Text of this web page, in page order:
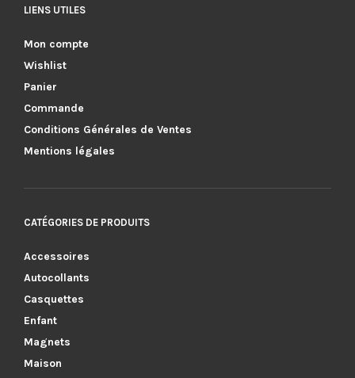
LIENS UTILES
Mon compte
Wishlist
Panier
Commande
Conditions Générales de Ventes
Mentions légales
CATÉGORIES DE PRODUITS
Accessoires
Autocollants
Casquettes
Enfant
Magnets
Maison